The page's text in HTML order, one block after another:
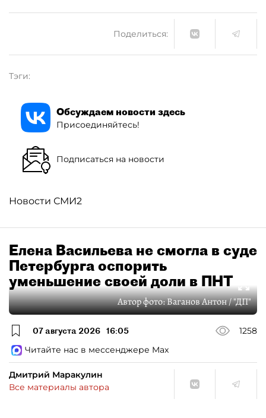
Поделиться:
Тэги:
Обсуждаем новости здесь
Присоединяйтесь!
Подписаться на новости
Новости СМИ2
Елена Васильева не смогла в суде
Петербурга оспорить
уменьшение своей доли в ПНТ
Автор фото:Ваганов Антон / "ДП"
07 августа 2026 16:05
1258
Читайте нас в мессенджере Max
Дмитрий Маракулин
Все материалы автора